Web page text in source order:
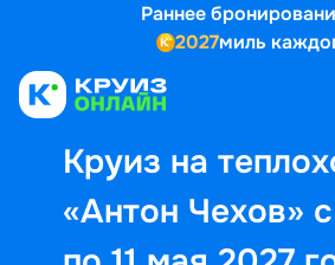
Раннее
2027миль
Круиз на
«Антон Чехов»
Выбор кают